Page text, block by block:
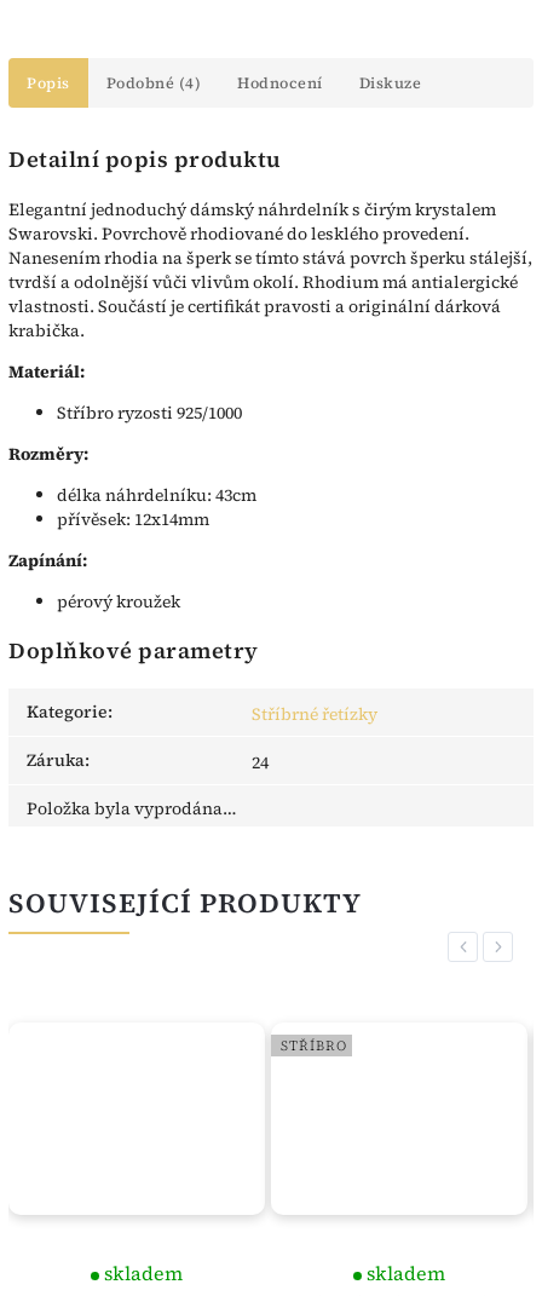
Popis Podobné (4) Hodnocení Diskuze
Detailní popis produktu
Elegantní jednoduchý dámský náhrdelník s čirým krystalem
Swarovski. Povrchově rhodiované do lesklého provedení.
Nanesením rhodia na šperk se tímto stává povrch šperku stálejší,
tvrdší a odolnější vůči vlivům okolí. Rhodium má antialergické
vlastnosti. Součástí je certifikát pravosti a originální dárková
krabička.
Materiál:
Stříbro ryzosti 925/1000
Rozměry:
délka náhrdelníku: 43cm
přívěsek: 12x14mm
Zapínání:
pérový kroužek
Doplňkové parametry
Kategorie:
Stříbrné řetízky
Záruka:
24
Položka byla vyprodána…
SOUVISEJÍCÍ PRODUKTY
Previous
skladem
STŘÍBRO
skladem
Next